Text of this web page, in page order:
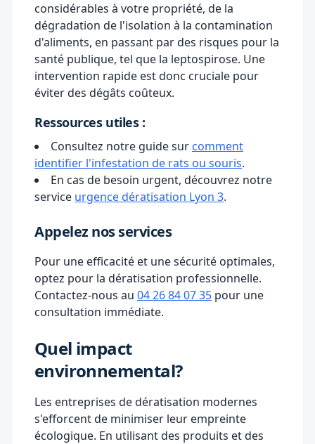
considérables à votre propriété, de la
dégradation de l'isolation à la contamination
d'aliments, en passant par des risques pour la
santé publique, tel que la leptospirose. Une
intervention rapide est donc cruciale pour
éviter des dégâts coûteux.
Ressources utiles :
Consultez notre guide sur comment
identifier l'infestation de rats ou souris.
En cas de besoin urgent, découvrez notre
service urgence dératisation Lyon 3.
Appelez nos services
Pour une efficacité et une sécurité optimales,
optez pour la dératisation professionnelle.
Contactez-nous au 04 26 84 07 35 pour une
consultation immédiate.
Quel impact
environnemental?
Les entreprises de dératisation modernes
s'efforcent de minimiser leur empreinte
écologique. En utilisant des produits et des